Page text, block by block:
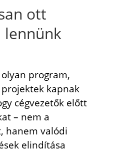
ott
program,
kapnak
cégvezetők előtt
– nem a
hanem valódi
elindítása